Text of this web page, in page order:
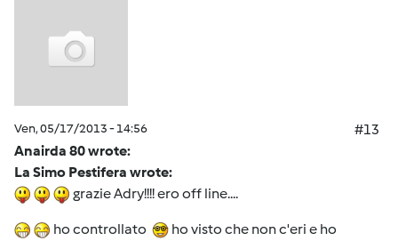
Ven, 05/17/2013 - 14:56
#13
Anairda 80 wrote:
La Simo Pestifera wrote:
grazie Adry!!!! ero off line....
ho controllato
ho visto che non c'eri e ho